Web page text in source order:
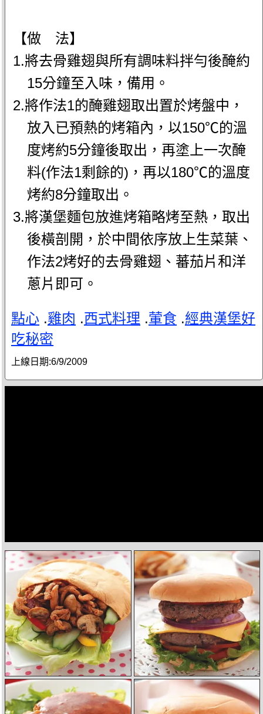
【做 法】
1.將去骨雞翅與所有調味料拌勻後醃約
15分鐘至入味，備用。
2.將作法1的醃雞翅取出置於烤盤中，
放入已預熱的烤箱內，以150℃的溫
度烤約5分鐘後取出，再塗上一次醃
料(作法1剩餘的)，再以180℃的溫度
烤約8分鐘取出。
3.將漢堡麵包放進烤箱略烤至熱，取出
後橫剖開，於中間依序放上生菜葉、
作法2烤好的去骨雞翅、蕃茄片和洋
蔥片即可。
點心 .雞肉 .西式料理 .葷食 .經典漢堡好
吃秘密
上線日期:6/9/2009